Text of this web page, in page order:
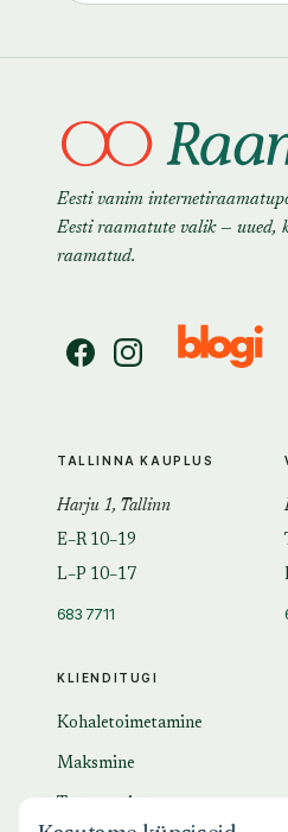
Eesti vanim
Eesti raamatute valik — uued,
raamatud.
KLIENDITUGI
Kohaletoimetamine
Maksmine
TALLINNA KAUPLUS
Harju 1, Tallinn
E–R 10–19
L–P 10–17
683 7711